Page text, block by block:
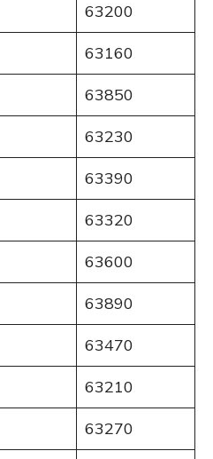
63200
63160
63850
63230
63390
63320
63600
63890
63470
63210
63270